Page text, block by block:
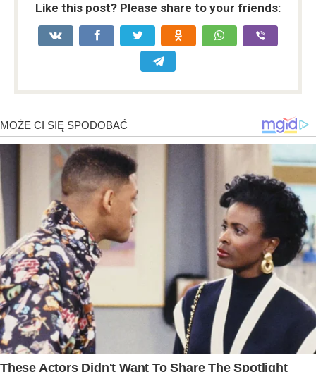
Like this post? Please share to your friends: